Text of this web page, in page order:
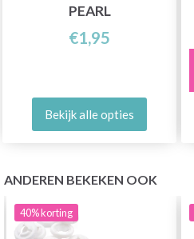
PEARL
€1,95
Bekijk alle opties
ANDEREN BEKEKEN OOK
40%korting